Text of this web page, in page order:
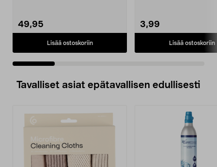
49,95
Lisää ostoskoriin
3,99
Lisää ostoskoriin
Tavalliset asiat epätavallisen edullisesti